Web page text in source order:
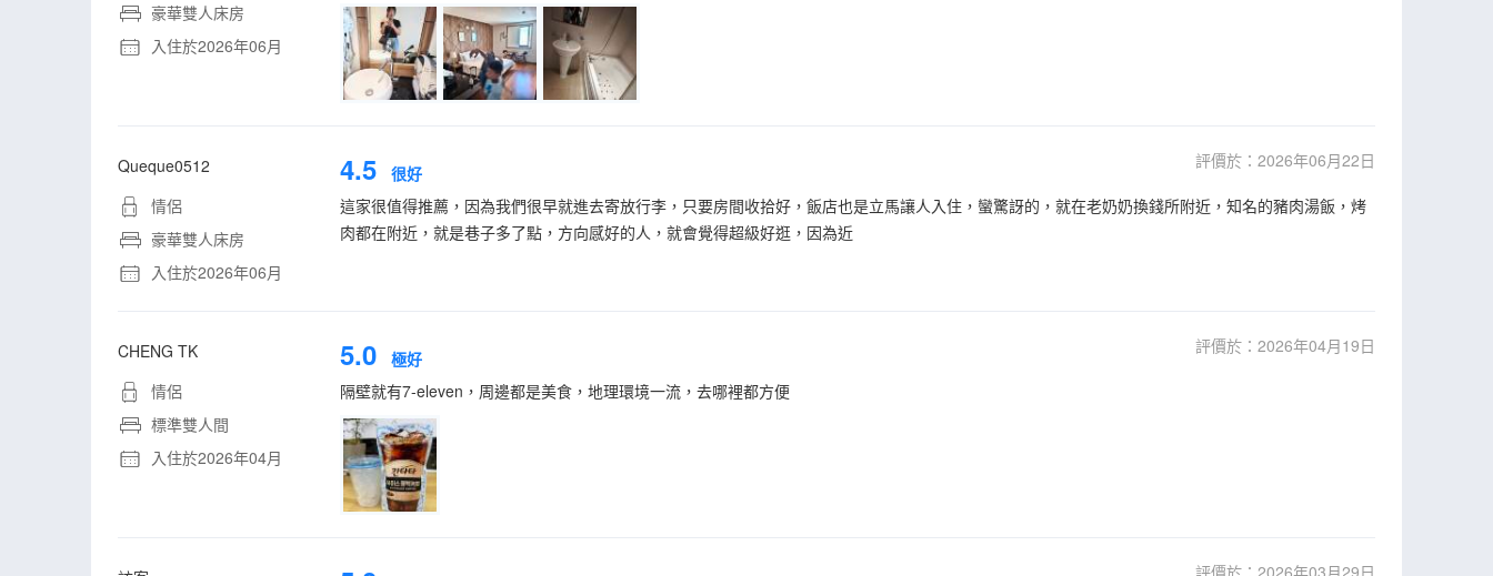
豪華雙人床房
入住於2026年06月
Queque0512
情侶
豪華雙人床房
入住於2026年06月
4.5 很好
評價於：2026年06月22日
這家很值得推薦，因為我們很早就進去寄放行李，只要房間收拾好，飯店也是立馬讓人入住，蠻驚訝的，就在老奶奶換錢所附近，知名的豬肉湯飯，烤
肉都在附近，就是巷子多了點，方向感好的人，就會覺得超級好逛，因為近
CHENG TK
情侶
標準雙人間
入住於2026年04月
5.0 極好
評價於：2026年04月19日
隔壁就有7-eleven，周邊都是美食，地理環境一流，去哪裡都方便
評價於：2026年03月29日